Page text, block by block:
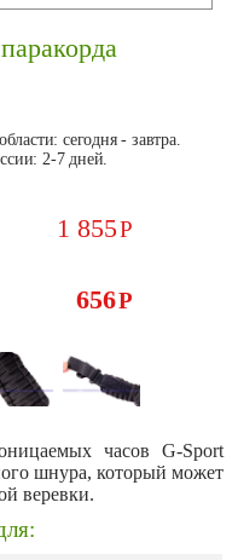
сегодня - завтра.
2-7 дней.
1 855Р
656Р
часов G-Sport
шнура, который может
веревки.